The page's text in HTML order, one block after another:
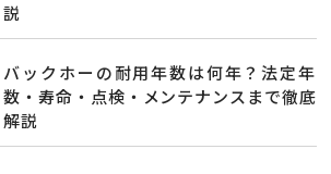
説
バックホーの耐用年数は何年？法定年
数・寿命・点検・メンテナンスまで徹底
解説